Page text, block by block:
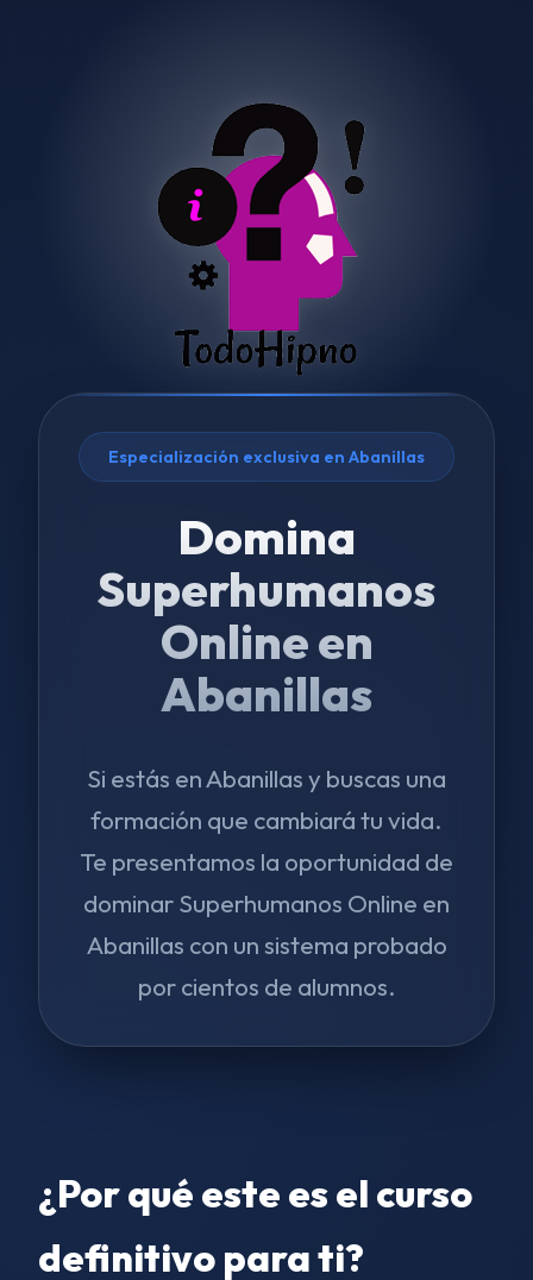
Especialización exclusiva en Abanillas
Domina
Superhumanos
Online en
Abanillas
Si estás en Abanillas y buscas una
formación que cambiará tu vida.
Te presentamos la oportunidad de
dominar Superhumanos Online en
Abanillas con un sistema probado
por cientos de alumnos.
¿Por qué este es el curso
definitivo para ti?